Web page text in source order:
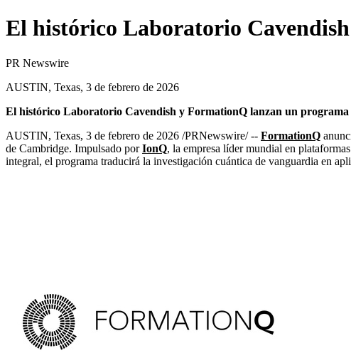
El histórico Laboratorio
PR Newswire
AUSTIN, Texas, 3 de febrero de 2026
El histórico Laboratorio Cavendish y FormationQ lanzan un
AUSTIN, Texas, 3 de febrero de 2026 /PRNewswire/ -- FormationQ
de Cambridge. Impulsado porIonQ, la empresa líder mundial en
integral, el programa traducirá la investigación cuántica de vanguardia en